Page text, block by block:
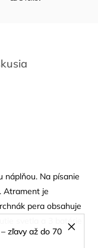
zľavy až do 70
náplňou. Na písanie
Atrament je
pera obsahuje
svetla a 3 batérie